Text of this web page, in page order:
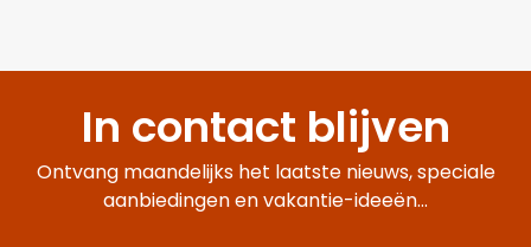
In contact blijven
Ontvang maandelijks het laatste nieuws, speciale
aanbiedingen en vakantie-ideeën...